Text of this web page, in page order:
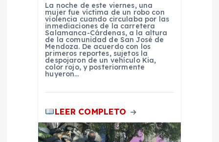
La noche de este viernes, una
mujer fue víctima de un robo con
violencia cuando circulaba por las
inmediaciones de la carretera
Salamanca-Cárdenas, a la altura
de la comunidad de San José de
Mendoza. De acuerdo con los
primeros reportes, sujetos la
despojaron de un vehículo Kia,
color rojo, y posteriormente
huyeron…
LEER COMPLETO